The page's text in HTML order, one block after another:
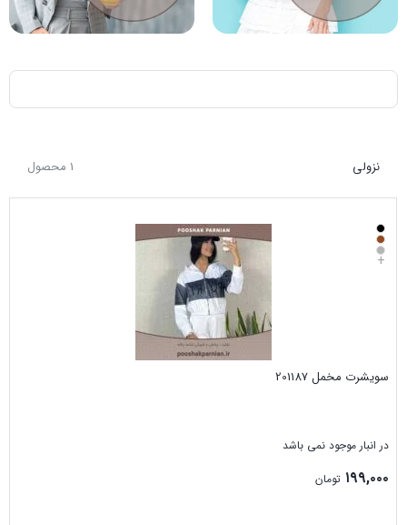
1 محصول نزولی
سویشرت مخمل 201187
در انبار موجود نمی باشد
۱۹۹,۰۰۰ تومان
+